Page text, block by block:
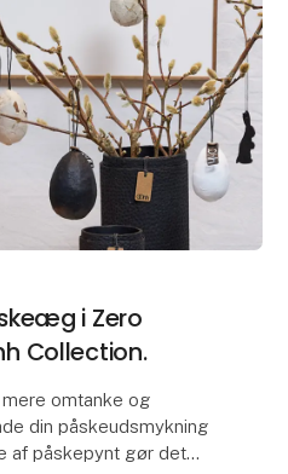
i Zero
Collection.
omtanke og
din påskeudsmykning
af påskepynt gør det